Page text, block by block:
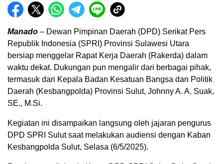
Manado – Dewan Pimpinan Daerah (DPD) Serikat Pers
Republik Indonesia (SPRI) Provinsi Sulawesi Utara
bersiap menggelar Rapat Kerja Daerah (Rakerda) dalam
waktu dekat. Dukungan pun mengalir dari berbagai pihak,
termasuk dari Kepala Badan Kesatuan Bangsa dan Politik
Daerah (Kesbangpolda) Provinsi Sulut, Johnny A. A. Suak,
SE., M.Si.
Kegiatan ini disampaikan langsung oleh jajaran pengurus
DPD SPRI Sulut saat melakukan audiensi dengan Kaban
Kesbangpolda Sulut, Selasa (6/5/2025).